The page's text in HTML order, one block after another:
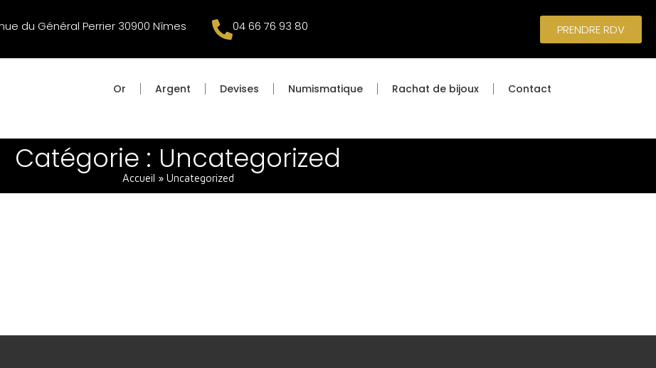
du Général Perrier 30900 Nîmes 04 66 76 93 80 PRENDRE RDV
Or Argent Devises Numismatique Rachat de bijoux Contact
Catégorie : Uncategorized
Accueil » Uncategorized